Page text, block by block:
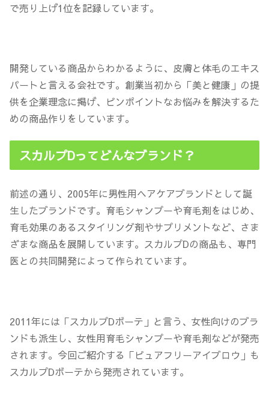
で売り上げ1位を記録しています。
開発している商品からわかるように、 皮膚と体毛のエキス
パートと言える会社です。創業当初から「美と健康」の提
供を企業理念に掲げ、ピンポイントなお悩みを解決するた
めの商品作りをしています。
スカルプDってどんなブランド？
前述の通り、2005年に男性用ヘアケアブランドとして誕
生したブランドです。育毛シャンプーや育毛剤をはじめ、
育毛効果のあるスタイリング剤やサプリメントなど、さま
ざまな商品を展開しています。 スカルプDの商品も、専門
医との共同開発によって作られています。
2011年には「スカルプDボーテ」と言う、女性向けのブラ
ンドも派生し、女性用育毛シャンプーや育毛剤などが発売
されます。今回ご紹介する「ピュアフリーアイブロウ」も
スカルプDボーテから発売されています。